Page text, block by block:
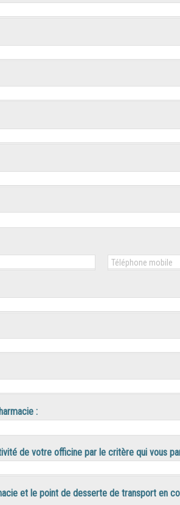
:
de votre officine par le critère qui vous
et le point de desserte de transport en